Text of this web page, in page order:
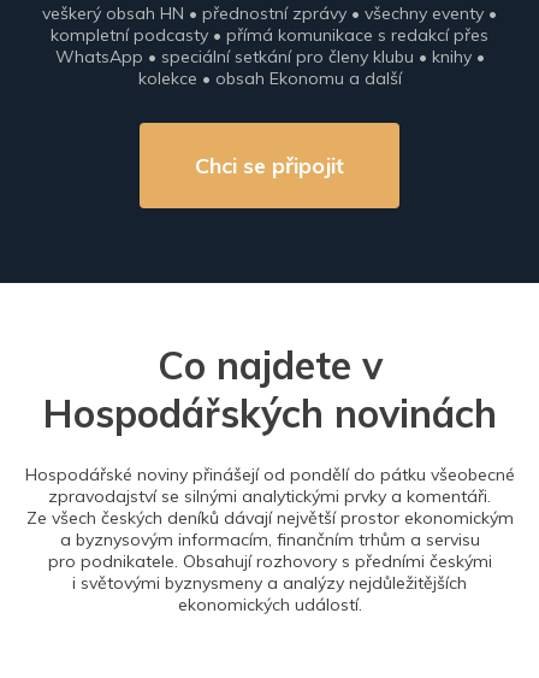
veškerý obsah HN • přednostní zprávy • všechny eventy •
kompletní podcasty • přímá komunikace s redakcí přes
WhatsApp • speciální setkání pro členy klubu • knihy •
kolekce • obsah Ekonomu a další
Chci se připojit
Co najdete v
Hospodářských novinách
Hospodářské noviny přinášejí od pondělí do pátku všeobecné
zpravodajství se silnými analytickými prvky a komentáři.
Ze všech českých deníků dávají největší prostor ekonomickým
a byznysovým informacím, finančním trhům a servisu
pro podnikatele. Obsahují rozhovory s předními českými
i světovými byznysmeny a analýzy nejdůležitějších
ekonomických událostí.